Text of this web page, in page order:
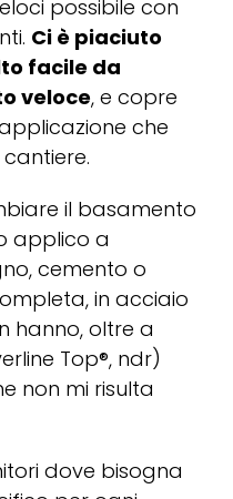
possibile con
Ci è piaciuto
facile da
veloce, e copre
che
il basamento
applico a
cemento o
in acciaio
hanno, oltre a
Top®, ndr)
non mi risulta
dove bisogna